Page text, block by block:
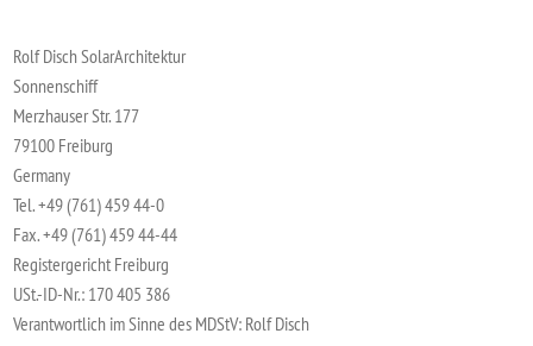
Rolf Disch SolarArchitektur
Sonnenschiff
Merzhauser Str. 177
79100 Freiburg
Germany
Tel. +49 (761) 459 44-0
Fax. +49 (761) 459 44-44
Registergericht Freiburg
USt.-ID-Nr.: 170 405 386
Verantwortlich im Sinne des MDStV: Rolf Disch